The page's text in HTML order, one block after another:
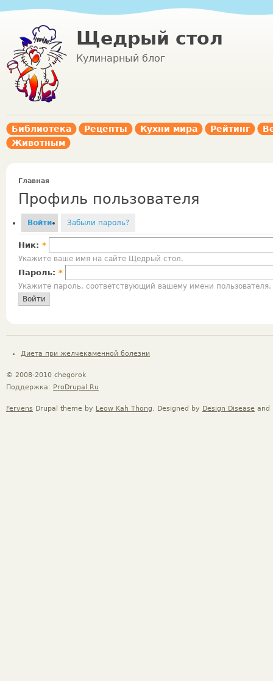
Щедрый стол
Кулинарный блог
Библиотека Рецепты Кухни мира Рейтинг
Животным
Главная
Профиль пользователя
Войти Забыли пароль?
Ник: *
Укажите ваше имя на сайте Щедрый стол.
Пароль: *
Укажите пароль, соответствующий вашему имени пользователя.
Диета при желчекаменной болезни
© 2008-2010 chegorok
Поддержка: ProDrupal.Ru
Fervens Drupal theme by Leow Kah Thong. Designed by Design Disease and